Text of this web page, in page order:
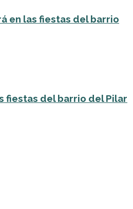
en las fiestas del barrio
fiestas del barrio del Pilar